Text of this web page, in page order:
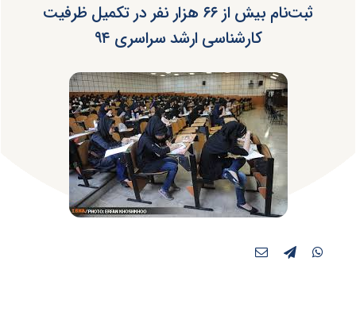
ثبت‌نام بیش از ۶۶ هزار نفر در تکمیل ظرفیت
کارشناسی ارشد سراسری ۹۴